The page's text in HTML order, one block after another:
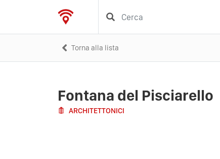
Torna alla lista
Fontana del Pisciarello
ARCHITETTONICI